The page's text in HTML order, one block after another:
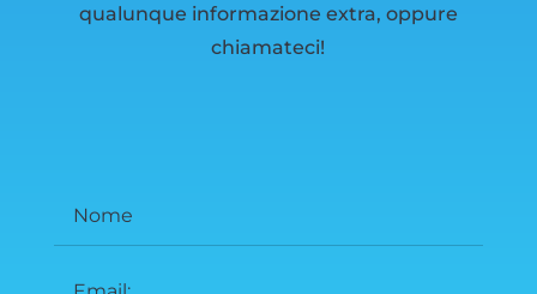
qualunque informazione extra, oppure
chiamateci!